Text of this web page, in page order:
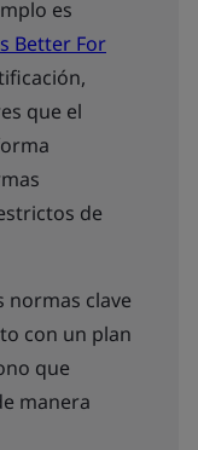
es
Better For
que el
de
normas clave
con un plan
que
manera